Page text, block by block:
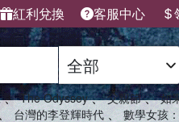
紅利兌換 客服中心
、 The Odyssey 、 父親節 、 如
台灣的李登輝時代 、 數學女孩